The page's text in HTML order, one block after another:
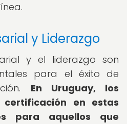
y Liderazgo
y el liderazgo son
para el éxito de
En Uruguay, los
en estas
para aquellos que